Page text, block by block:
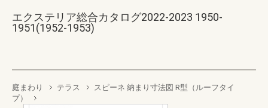
エクステリア総合カタログ2022-2023 1950-
1951(1952-1953)
庭まわり テラス
スピーネ 納まり寸法図 R型（ルーフタイ
プ）